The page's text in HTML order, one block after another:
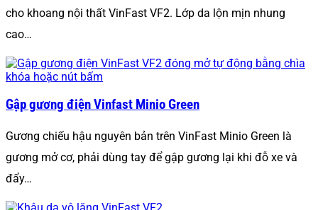
cho khoang nội thất VinFast VF2. Lớp da lộn mịn nhung
cao…
Gập gương điện Vinfast Minio Green
Gương chiếu hậu nguyên bản trên VinFast Minio Green là
gương mở cơ, phải dùng tay để gập gương lại khi đỗ xe và
đẩy…